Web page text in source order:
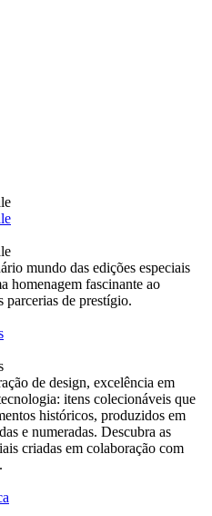
mundo das edições especiais
homenagem fascinante ao
parcerias de prestígio.
de design, excelência em
itens colecionáveis ​​que
históricos, produzidos em
e numeradas. Descubra as
criadas em colaboração com